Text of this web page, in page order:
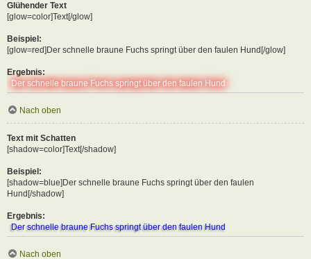
Glühender Text
[glow=color]Text[/glow]
Beispiel:
[glow=red]Der schnelle braune Fuchs springt über den faulen Hund[/glow]
Ergebnis:
Der schnelle braune Fuchs springt über den faulen Hund
Nach oben
Text mit Schatten
[shadow=color]Text[/shadow]
Beispiel:
[shadow=blue]Der schnelle braune Fuchs springt über den faulen
Hund[/shadow]
Ergebnis:
Der schnelle braune Fuchs springt über den faulen Hund
Nach oben